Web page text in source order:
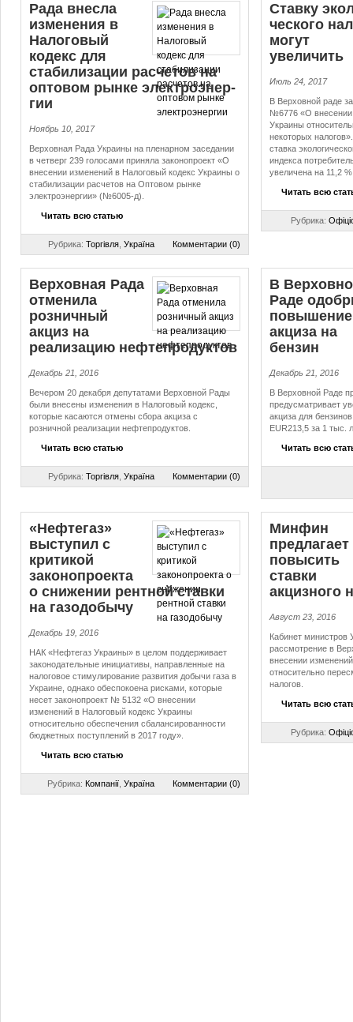
Рада внесла
изменения в
Налоговый
кодекс для
стабилизации расчетов на
оптовом рынке элек­тро­энер­
гии
Ноябрь 10, 2017
Верховная Рада Украины на пленарном заседании
в четверг 239 голосами приняла законопроект «О
внесении изменений в Налоговый кодекс Украины о
стабилизации расчетов на Оптовом рынке
электроэнергии» (№6005-д).
Читать всю статью
Рубрика: Торгівля Україна Комментарии (0)
Ставку
че­ско­го
могут
увеличить
Июль 24, 2017
В Верховной раде
№6776 «О внесении
Украины
некоторых
ставка
индекса
увеличена на 11,2
Читать всю
Рубрика:
Верховная Рада
отменила
розничный
акциз на
реализацию неф­те­про­дук­тов
Декабрь 21, 2016
Вечером 20 декабря депутатами Верховной Рады
были внесены изменения в Налоговый кодекс,
которые касаются отмены сбора акциза с
розничной реализации нефтепродуктов.
Читать всю статью
Рубрика: Торгівля Україна Комментарии (0)
В
Раде
повышение
акциза на
бензин
Декабрь 21, 2016
В Верховной Раде
предусматривает
акциза для
EUR213,5 за 1 тыс.
Читать всю
«Нефтегаз»
выступил с
критикой
законопроекта
о снижении рентной ставки
на газодобычу
Декабрь 19, 2016
НАК «Нефтегаз Украины» в целом поддерживает
законодательные инициативы, направленные на
налоговое стимулирование развития добычи газа в
Украине, однако обеспокоена рисками, которые
несет законопроект № 5132 «О внесении
изменений в Налоговый кодекс Украины
относительно обеспечения сбалансированности
бюджетных поступлений в 2017 году».
Читать всю статью
Рубрика: Компанії Україна Комментарии (0)
Минфин
предлагает
повысить
ставки
акцизного
Август 23, 2016
Кабинет министров
рассмотрение в
внесении
относительно
налогов.
Читать всю
Рубрика: